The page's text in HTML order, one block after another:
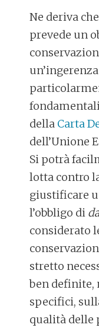
Ne deriva
prevede un
della Carta
dell’Unione
Si potrà
lotta contro
giustificare
l’obbligo di
considerato
stretto
ben definite,
specifici,
qualità delle